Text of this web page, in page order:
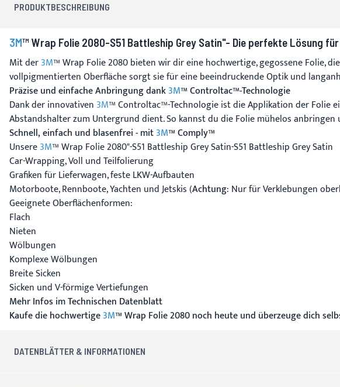
PRODUKTBESCHREIBUNG
3M™ Wrap Folie 2080-S51 Battleship Grey Satin"- Die perfekte Lösung
Mit der3M™ Wrap Folie 2080 bieten wir dir eine hochwertige, gegossene Folie,
vollpigmentierten Oberfläche sorgt sie für eine beeindruckende Optik und
Präzise und einfache Anbringung dank3M™ Controltac™-Technologie
Dank der innovativen3M™ Controltac™-Technologie ist die Applikation der Folie
Abstandshalter zum Untergrund dient. So kannst du die Folie mühelos anbringen
Schnell, einfach und blasenfrei - mit3M™ Comply™
Unsere3M™ Wrap Folie 2080"-S51 Battleship Grey Satin-S51 Battleship Grey Satin
Car-Wrapping, Voll und Teilfolierung
Grafiken für Lieferwagen, feste LKW-Aufbauten
Motorboote, Rennboote, Yachten und Jetskis (Achtung: Nur für Verklebungen
Geeignete Oberflächenformen:
Flach
Nieten
Wölbungen
Komplexe Wölbungen
Breite Sicken
Sicken und V-förmige Vertiefungen
Mehr Infos im Technischen Datenblatt
Kaufe die hochwertige3M™ Wrap Folie 2080 noch heute und überzeuge dich
DATENBLÄTTER & INFORMATIONEN